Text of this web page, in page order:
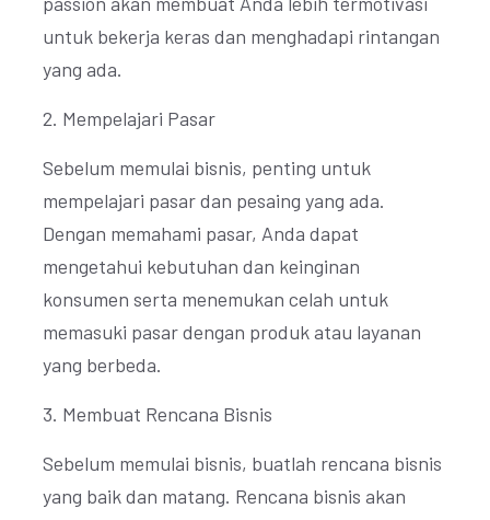
untuk bekerja keras dan menghadapi rintangan
yang ada.
2. Mempelajari Pasar
Sebelum memulai bisnis, penting untuk
mempelajari pasar dan pesaing yang ada.
Dengan memahami pasar, Anda dapat
mengetahui kebutuhan dan keinginan
konsumen serta menemukan celah untuk
memasuki pasar dengan produk atau layanan
yang berbeda.
3. Membuat Rencana Bisnis
Sebelum memulai bisnis, buatlah rencana bisnis
yang baik dan matang. Rencana bisnis akan